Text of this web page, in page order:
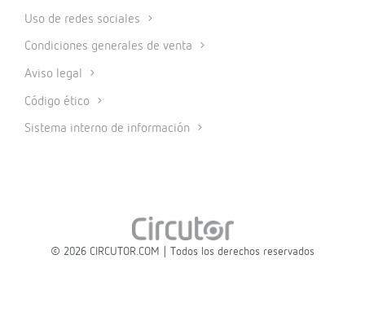
Uso de redes sociales
Condiciones generales de venta
Aviso legal
Código ético
Sistema interno de información
© 2026 CIRCUTOR.COM | Todos los derechos reservados